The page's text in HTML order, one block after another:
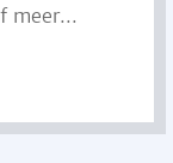
meer...